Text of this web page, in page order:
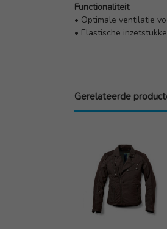
Functionaliteit
• Optimale ventilatie
• Elastische
Gerelateerde